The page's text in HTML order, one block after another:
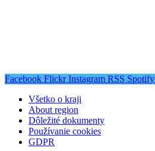
Facebook Flickr Instagram RSS Spotify
Všetko o kraji
About region
Dôležité dokumenty
Používanie cookies
GDPR